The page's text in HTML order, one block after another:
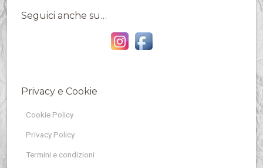
Seguici anche su…
Privacy e Cookie
Cookie Policy
Privacy Policy
Termini e condizioni